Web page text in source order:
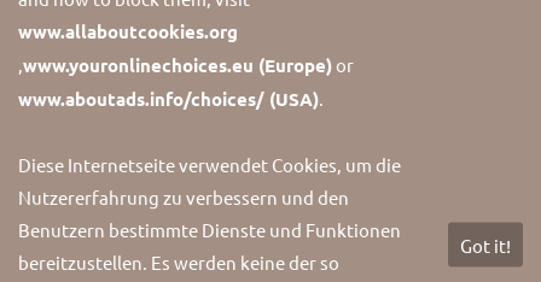
Find more informations about us.
Copyright 2026 Karmann1952. All Rights Reserved.
www.allaboutcookies.org
,www.youronlinechoices.eu (Europe)or
www.aboutads.info/choices/ (USA).
Diese Internetseite verwendet Cookies, um die
Nutzererfahrung zu verbessern und den
Benutzern bestimmte Dienste und Funktionen
bereitzustellen. Es werden keine der so
Got it!